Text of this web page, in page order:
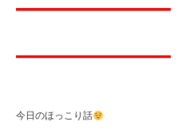
今日のほっこり話